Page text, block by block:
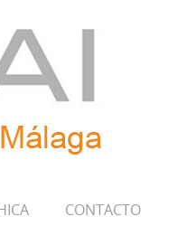
CONTACTO